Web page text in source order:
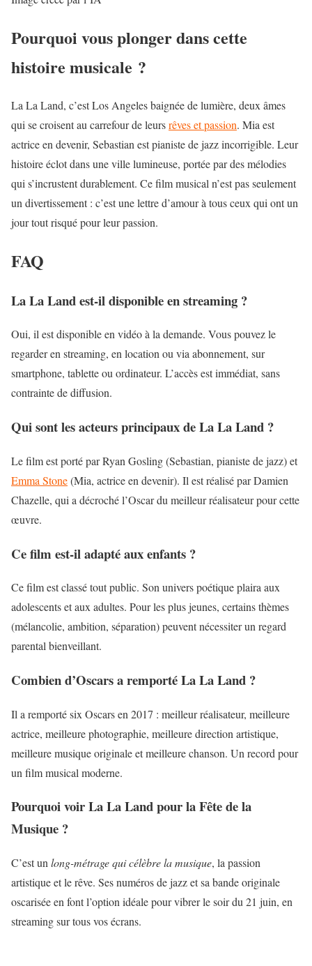
Pourquoi vous plonger dans cette
histoire musicale ?
La La Land, c’est Los Angeles baignée de lumière, deux âmes
qui se croisent au carrefour de leursrêves et passion. Mia est
actrice en devenir, Sebastian est pianiste de jazz incorrigible. Leur
histoire éclot dans une ville lumineuse, portée par des mélodies
qui s’incrustent durablement. Ce film musical n’est pas seulement
un divertissement : c’est une lettre d’amour à tous ceux qui ont un
jour tout risqué pour leur passion.
FAQ
La La Land est-il disponible en streaming ?
Oui, il est disponible en vidéo à la demande. Vous pouvez le
regarder en streaming, en location ou via abonnement, sur
smartphone, tablette ou ordinateur. L’accès est immédiat, sans
contrainte de diffusion.
Qui sont les acteurs principaux de La La Land ?
Le film est porté par Ryan Gosling (Sebastian, pianiste de jazz) et
Emma Stone(Mia, actrice en devenir). Il est réalisé par Damien
Chazelle, qui a décroché l’Oscar du meilleur réalisateur pour cette
œuvre.
Ce film est-il adapté aux enfants ?
Ce film est classé tout public. Son univers poétique plaira aux
adolescents et aux adultes. Pour les plus jeunes, certains thèmes
(mélancolie, ambition, séparation) peuvent nécessiter un regard
parental bienveillant.
Combien d’Oscars a remporté La La Land ?
Il a remporté six Oscars en 2017 : meilleur réalisateur, meilleure
actrice, meilleure photographie, meilleure direction artistique,
meilleure musique originale et meilleure chanson. Un record pour
un film musical moderne.
Pourquoi voir La La Land pour la Fête de la
Musique ?
C’est un long-métrage qui célèbre la musique, la passion
artistique et le rêve. Ses numéros de jazz et sa bande originale
oscarisée en font l’option idéale pour vibrer le soir du 21 juin, en
streaming sur tous vos écrans.